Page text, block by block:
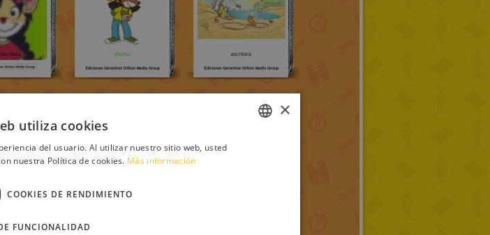
×
utiliza cookies
del usuario. Al utilizar nuestro sitio web, usted
nuestra Política de cookies. Más información
COOKIES DE RENDIMIENTO
FUNCIONALIDAD